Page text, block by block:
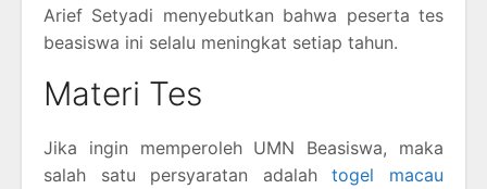
Arief Setyadi menyebutkan bahwa peserta tes
beasiswa ini selalu meningkat setiap tahun.
Materi Tes
Jika ingin memperoleh UMN Beasiswa, maka
salah satu persyaratan adalahtogel macau